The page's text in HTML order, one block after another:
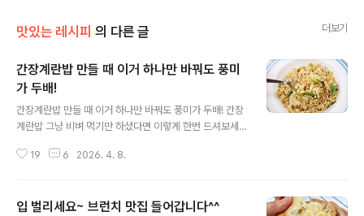
맛있는 레시피 의 다른 글 더보기
간장계란밥 만들 때 이거 하나만 바꿔도 풍미
가 두배!
간장계란밥 만들 때 이거 하나만 바꿔도 풍미가 두배! 간장
계란밥 그냥 비벼 먹기만 하셨다면 이렇게 한번 드셔보세
누구나 좋아하는 한그릇 메뉴 간장계란밥 맛있게 만들어
저는 이렇게 조리한답니다~ 재료도 특별한 건 없어요. 밥,
19 6 2026. 4. 8.
입 벌리세요~ 브런치 맛집 들어갑니다^^